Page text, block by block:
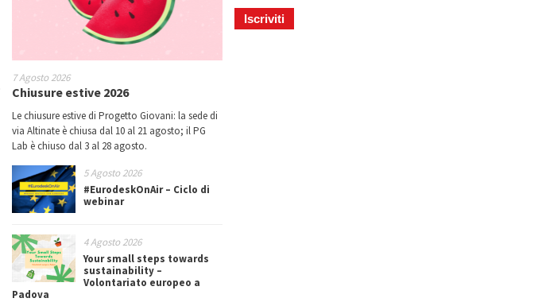
7 Agosto 2026
Chiusure estive 2026
Le chiusure estive di Progetto Giovani: la sede di
via Altinate è chiusa dal 10 al 21 agosto; il PG
Lab è chiuso dal 3 al 28 agosto.
5 Agosto 2026
#EurodeskOnAir – Ciclo di
webinar
4 Agosto 2026
Your small steps towards
sustainability –
Volontariato europeo a
Padova